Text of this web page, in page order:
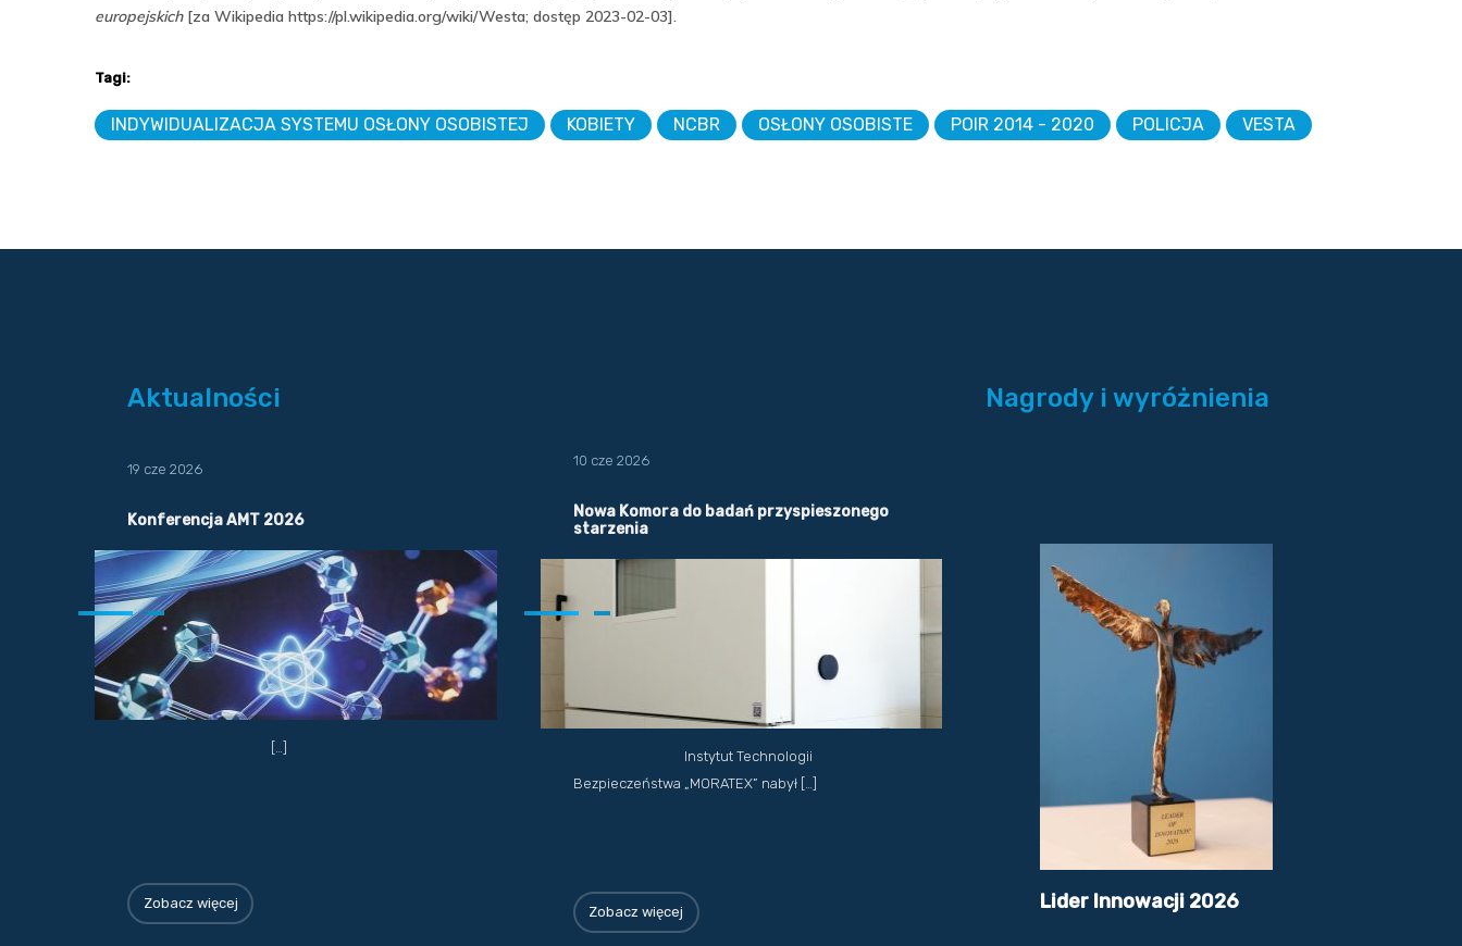
europejskich[za Wikipedia https://pl.wikipedia.org/wiki/Westa; dostęp 2023-02-03].
Tagi:
INDYWIDUALIZACJA SYSTEMU OSŁONY OSOBISTEJ KOBIETY NCBR OSŁONY OSOBISTE POIR 2014 - 2020 POLICJA VESTA
Aktualności
19 cze 2026
Konferencja AMT 2026
[…]
Zobacz więcej
10 cze 2026
Nowa Komora do badań przyspieszonego
starzenia
Instytut Technologii
Bezpieczeństwa „MORATEX” nabył […]
Zobacz więcej
Nagrody i wyróżnienia
Lider Innowacji 2026